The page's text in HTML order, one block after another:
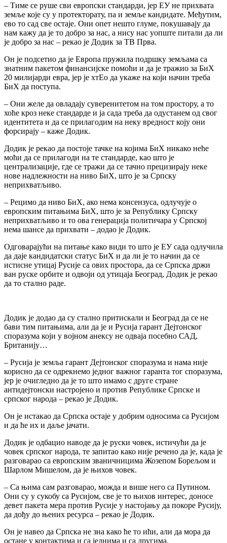
– Тиме се руше сви европски стандарди, јер ЕУ не прихвата
земље које су у протекторату, па и земље кандидате. Међутим,
ево то сад све остаје. Они опет нешто глуме, покушавају да
нам кажу да је то добро за нас, а нису нас уопште питали да ли
је добро за нас – рекао је Додик за ТВ Прва.
Он је подсетио да је Европа пружила подршку земљама са
знатним пакетом финансијске помоћи и да је тражио за БиХ
20 милијарди евра, јер је хтЕо да укаже на који начин треба
БиХ да поступа.
– Они желе да овладају суверенитетом на том простору, а то
хоће кроз неке стандарде и ја сада треба да одустанем од свог
идентитета и да се прилагодим на неку вредност коју они
форсирају – каже Додик.
Додик је рекао да постоје тачке на којима БиХ никако неће
моћи да се прилагоди на те стандарде, као што је
централизације, где се тражи да се тачно прецизирају неке
нове надлежности на ниво БиХ, што је за Српску
неприхватљиво.
– Рецимо да ниво БиХ, ако нема консензуса, одлучује о
европским питањима БиХ, што је за Републику Српску
неприхватљиво и то ова генерација политичара у Српској
нема шансе да прихвати – додао је Додик.
Одговарајући на питање како види то што је ЕУ сада одлучила
да даје кандидатски статус БиХ и да ли је то начин да се
истисне утицај Русије са ових простора, да се Српска држи
ван руске орбите и одвоји од утицаја Београд, Додик је рекао
да то стално раде.
Додик је додао да су стално притискали и Београд да се не
бави тим питањима, али да је и Русија гарант Дејтонског
споразума који у војном анексу не одваја посебно САД,
Британију…
– Русија је земља гарант Дејтонског споразума и нама није
корисно да се одрекнемо једног важног гаранта тог споразума,
јер је очигледно да је то што имамо с друге стране
антидејтонски настројено и против Републике Српске и
српског народа – рекао је Додик.
Он је истакао да Српска остаје у добрим односима са Русијом
и да ће их и даље јачати.
Додик је одбацио наводе да је руски човек, истичући да је
човек српског народа, те запитао како није речено да је, када је
разговарао са европским званичницима Жозепом Борељом и
Шарлом Мишелом, да је њихов човек.
– Са њима сам разговарао, можда и више него са Путином.
Они су у сукобу са Русијом, све је то њихов интерес, доносе
девет пакета мера против Русије у настојању да покоре Русију,
да дођу до њених ресурса – рекао је Додик.
Он је навео да Српска не зна како ће то ићи, али да мора да
остане у контактима и са једнима и са другима.